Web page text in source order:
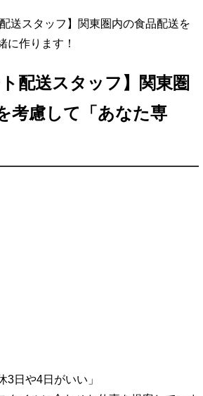
送スタッフ】関東圏内の食品配送を
に作ります！
配送スタッフ】関東圏
考慮して「あなた専
3日や4日がいい」